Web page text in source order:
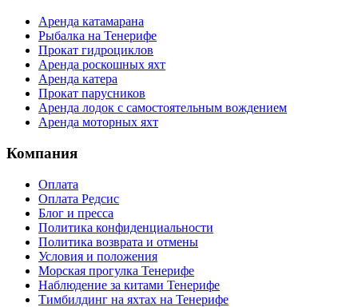
Аренда катамарана
Рыбалка на Тенерифе
Прокат гидроциклов
Аренда роскошных яхт
Аренда катера
Прокат парусников
Аренда лодок с самостоятельным вождением
Аренда моторных яхт
Компания
Оплата
Оплата Редсис
Блог и пресса
Политика конфиденциальности
Политика возврата и отмены
Условия и положения
Морская прогулка Тенерифе
Наблюдение за китами Тенерифе
Тимбилдинг на яхтах на Тенерифе